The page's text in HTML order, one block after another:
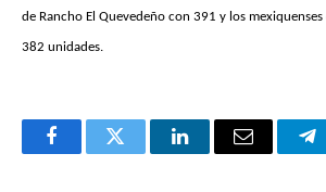
de Rancho El Quevedeño con 391 y los mexiquenses
382 unidades.
FacebookTwitter LinkedInEmail